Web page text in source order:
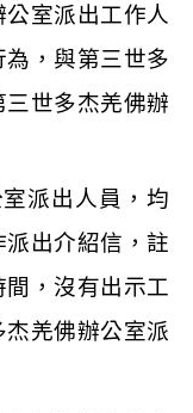
室派出工作人
，與第三世多
世多杰羌佛辦
派出人員，均
出介紹信，註
，沒有出示工
羌佛辦公室派